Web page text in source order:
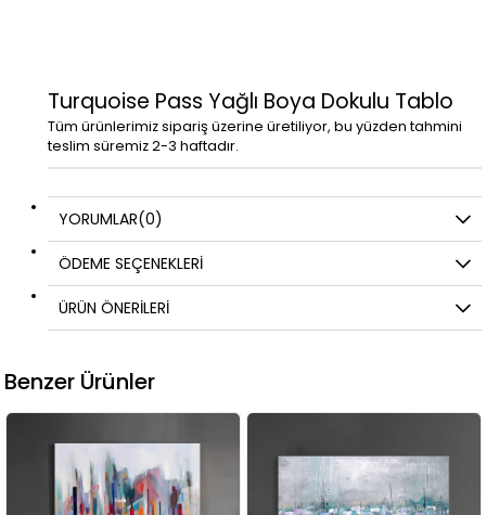
Turquoise Pass Yağlı Boya Dokulu Tablo
Tüm ürünlerimiz sipariş üzerine üretiliyor, bu yüzden tahmini
teslim süremiz 2-3 haftadır.
YORUMLAR(0)
ÖDEME SEÇENEKLERI
ÜRÜN ÖNERILERI
Benzer Ürünler